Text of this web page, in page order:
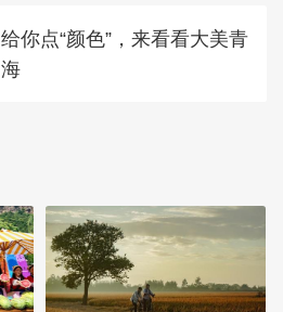
给你点“颜色”，来看看大美青
海